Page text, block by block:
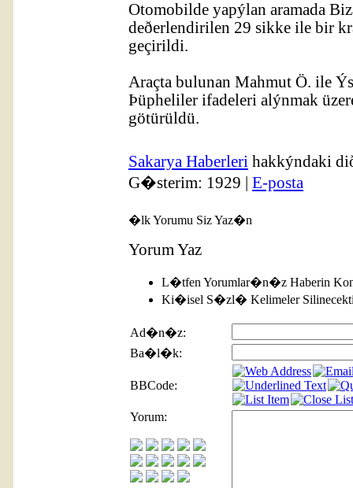
Otomobilde yapýlan aramada
deðerlendirilen 29 sikke ile bir
geçirildi.
Araçta bulunan Mahmut Ö. ile
Þüpheliler ifadeleri alýnmak
götürüldü.
Sakarya Haberleri hakkýndaki
G�sterim: 1929 | E-posta
�lk Yorumu Siz Yaz�n
Yorum Yaz
L�tfen Yorumlar�n�z Haberin
Ki�isel S�zl� Kelimeler
Ad�n�z:
Ba�l�k:
BBCode:
Yorum: